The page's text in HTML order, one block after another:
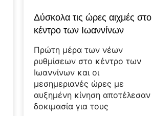
Δύσκολα τις ώρες αιχμές στο
κέντρο των Ιωαννίνων
Πρώτη μέρα των νέων
ρυθμίσεων στο κέντρο των
Ιωαννίνων και οι
μεσημεριανές ώρες με
αυξημένη κίνηση αποτέλεσαν
δοκιμασία για τους